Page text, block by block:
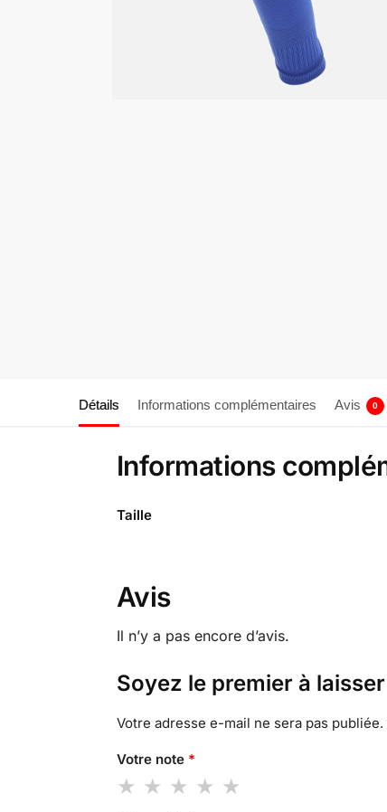
Détails Informations complémentaires Avis 0
Informations
Taille
Avis
Il n’y a pas encore d’avis.
Soyez le premier à
Votre adresse e-mail ne sera pas publiée.
Votre note *